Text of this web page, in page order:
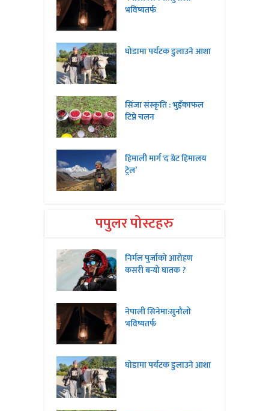
भविष्यतर्फ
घोडामा पर्यटक डुलाउने आशा
सिंजा संस्कृति : भुइँकाफल
टिप्ने चलन
हिमाली मार्ग ‘द ग्रेट हिमालय
ट्रेल’
पपुलर पोस्टहरु
निर्मल पुर्जाको आरोहण
कसरी बन्यो घातक ?
नेपाली सिनेमा:सुनौलो
भविष्यतर्फ
घोडामा पर्यटक डुलाउने आशा